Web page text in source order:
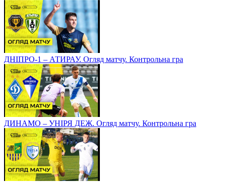
ДНІПРО-1 – АТИРАУ. Огляд матчу. Контрольна гра
ДИНАМО – УНІРЯ ДЕЖ. Огляд матчу. Контрольна гра